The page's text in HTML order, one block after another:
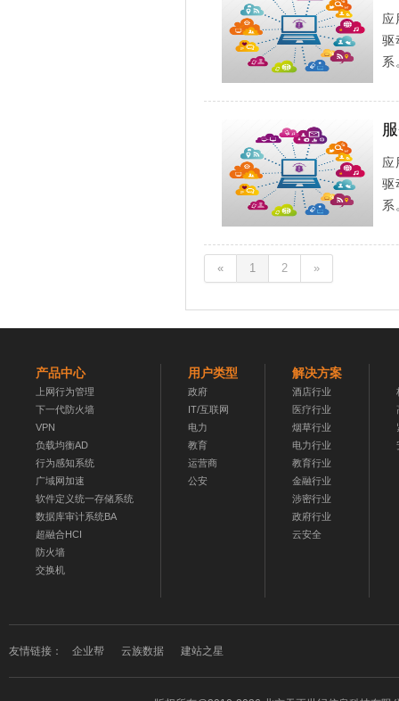
应
驱
系
应
驱
系
« 1 2 »
产品中心
上网行为管理
下一代防火墙
VPN
负载均衡AD
行为感知系统
广域网加速
软件定义统一存储系统
数据库审计系统BA
超融合HCI
防火墙
交换机
用户类型
政府
IT/互联网
电力
教育
运营商
公安
解决方案
酒店行业
医疗行业
烟草行业
电力行业
教育行业
金融行业
涉密行业
政府行业
云安全
友情链接： 企业帮 云族数据 建站之星